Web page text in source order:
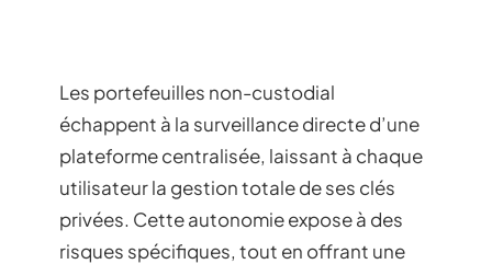
Les portefeuilles non-custodial
échappent à la surveillance directe d’une
plateforme centralisée, laissant à chaque
utilisateur la gestion totale de ses clés
privées. Cette autonomie expose à des
risques spécifiques, tout en offrant une